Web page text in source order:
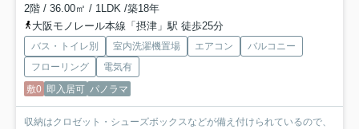
2階 / 36.00㎡ / 1LDK /築18年
大阪モノレール本線「摂津」駅 徒歩25分
バス・トイレ別 室内洗濯機置場 エアコン
バルコニー
フローリング
電気有
敷0 即入居可 パノラマ
収納はクロゼット・シューズボックスなどが備え付けられているので、